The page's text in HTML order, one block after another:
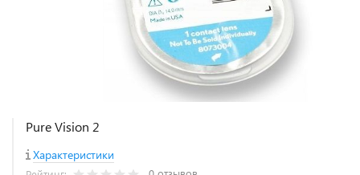
Pure Vision 2
Характеристики